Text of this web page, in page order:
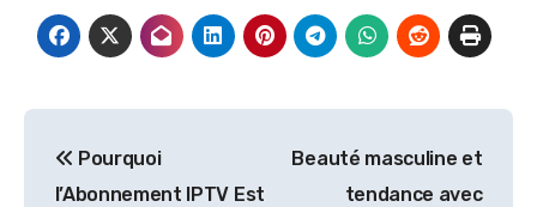
navigation
Pourquoi
l’Abonnement IPTV Est
Beauté masculine et
tendance avec